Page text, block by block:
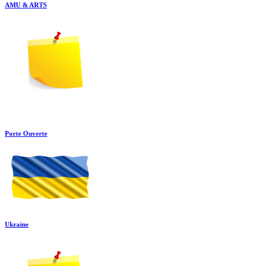
AMU & ARTS
Porte Ouverte
Ukraine